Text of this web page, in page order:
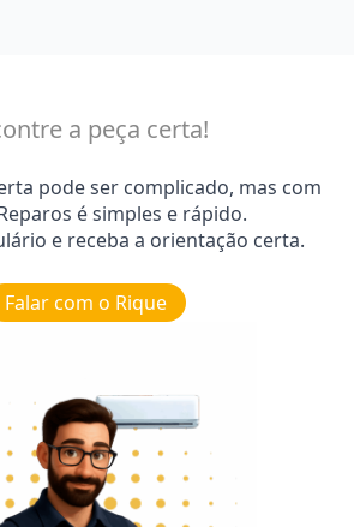
a peça certa!
pode ser complicado, mas com
é simples e rápido.
e receba a orientação certa.
Falar com o Rique